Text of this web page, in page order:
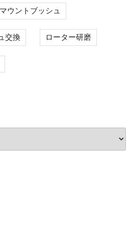
ウントブッシュ
交換 ローター研磨